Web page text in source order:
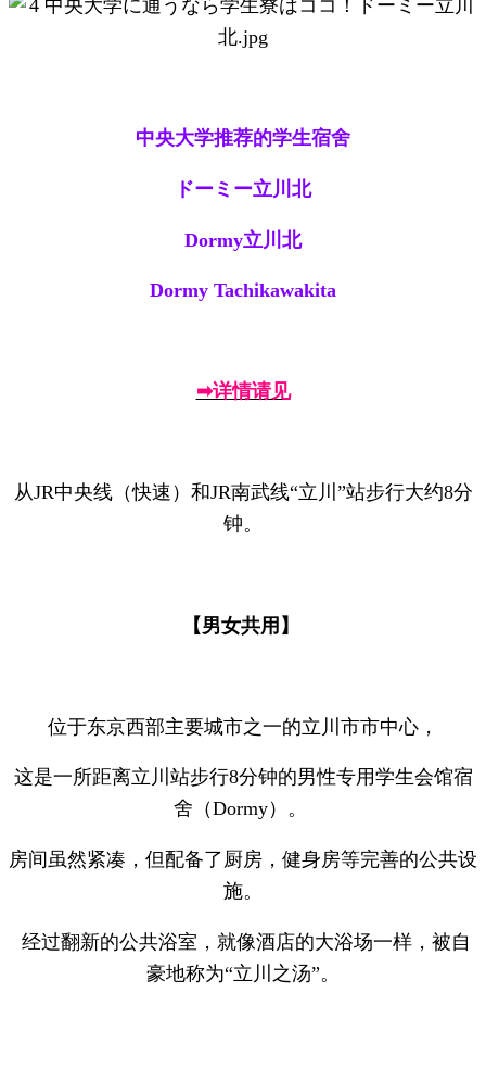
中央大学推荐的学生宿舍
ドーミー立川北
Dormy立川北
Dormy Tachikawakita
➡详情请见
从JR中央线（快速）和JR南武线“立川”站步行大约8分
钟。
【男女共用】
位于东京西部主要城市之一的立川市市中心，
这是一所距离立川站步行8分钟的男性专用学生会馆宿
舍（Dormy）。
房间虽然紧凑，但配备了厨房，健身房等完善的公共设
施。
经过翻新的公共浴室，就像酒店的大浴场一样，被自
豪地称为“立川之汤”。